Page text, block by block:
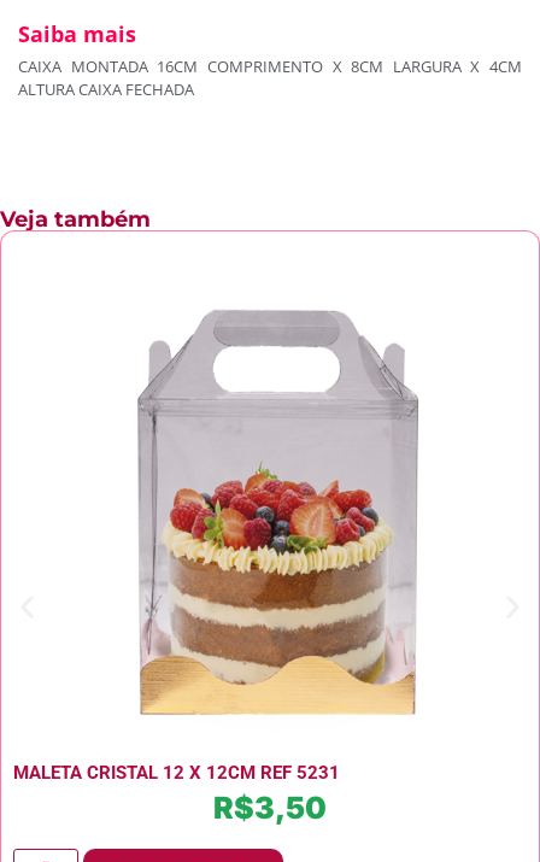
Saiba mais
CAIXA MONTADA 16CM COMPRIMENTO X 8CM LARGURA X 4CM
ALTURA CAIXA FECHADA
Veja também
MALETA CRISTAL 12 X 12CM REF 5231
R$3,50